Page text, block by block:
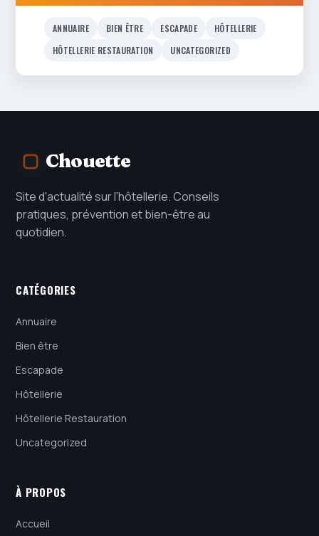
ANNUAIRE BIEN ÊTRE ESCAPADE
HÔTELLERIE
HÔTELLERIE RESTAURATION
UNCATEGORIZED
Chouette
Site d'actualité sur l'hôtellerie. Conseils
pratiques, prévention et bien-être au
quotidien.
CATÉGORIES
Annuaire
Bien être
Escapade
Hôtellerie
Hôtellerie Restauration
Uncategorized
À PROPOS
Accueil